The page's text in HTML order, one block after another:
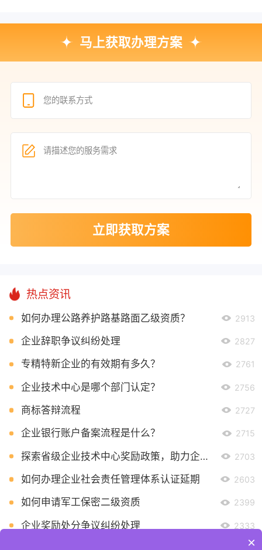
马上获取办理方案
立即获取方案
热点资讯
如何办理公路养护路基路面乙级资质？ 2913
企业辞职争议纠纷处理 2827
专精特新企业的有效期有多久？ 2761
企业技术中心是哪个部门认定？ 2756
商标答辩流程 2727
企业银行账户备案流程是什么？ 2715
探索省级企业技术中心奖励政策，助力企业创新发展 2703
如何办理企业社会责任管理体系认证延期 2603
如何申请军工保密二级资质 2399
企业奖励处分争议纠纷处理 2333
×